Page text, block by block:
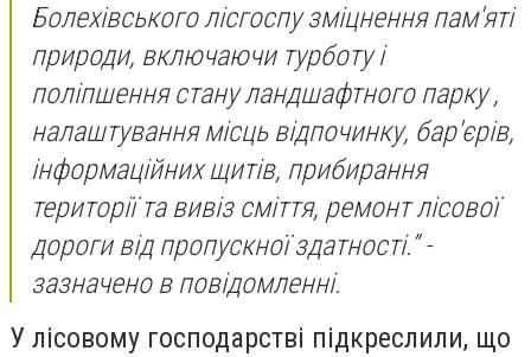
Болехівського лісгоспу зміцнення пам'яті
природи, включаючи турботу і
поліпшення стану ландшафтного парку ,
налаштування місць відпочинку, бар'єрів,
інформаційних щитів, прибирання
території та вивіз сміття, ремонт лісової
дороги від пропускної здатності.” -
зазначено в повідомленні.
У лісовому господарстві підкреслили, що